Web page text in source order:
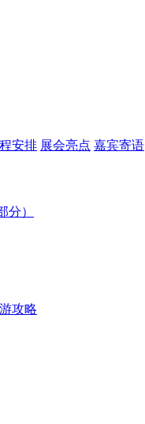
安排 展会亮点 嘉宾寄语
分）
攻略